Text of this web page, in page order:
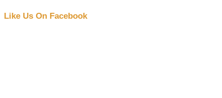
Like Us On Facebook